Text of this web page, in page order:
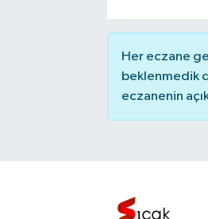
Her eczane
beklenmedik
eczanenin